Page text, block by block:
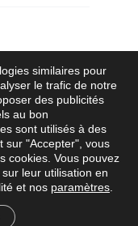
S
M
similaires pour
le trafic de notre
des publicités
au bon
sont utilisés à des
sur "Accepter", vous
cookies. Vous pouvez
leur utilisation en
et nos paramètres